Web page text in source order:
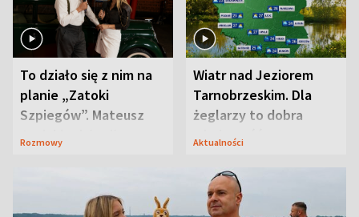
To działo się z nim na
planie „Zatoki
Szpiegów”. Mateusz
Janicki odsłonił
Rozmowy
Wiatr nad Jeziorem
Tarnobrzeskim. Dla
żeglarzy to dobra
wiadomość
Aktualności